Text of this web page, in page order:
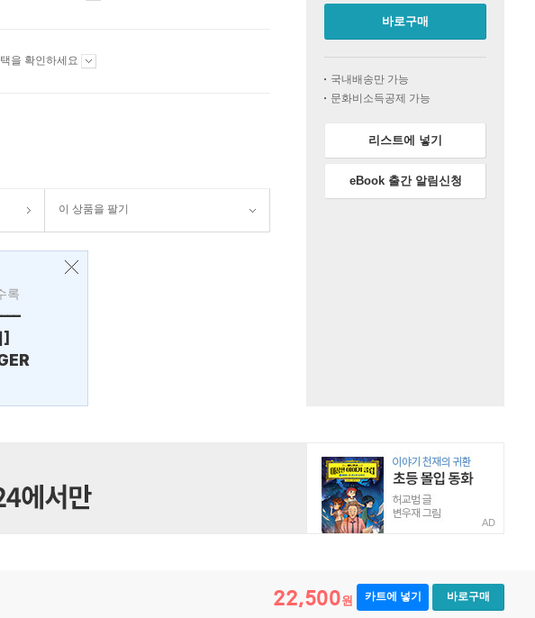
을 확인하세요
이 상품을 팔기
록
바로구매
국내배송만 가능
문화비소득공제 가능
리스트에 넣기
eBook 출간 알림신청
AD
22,500원 카트에 넣기 바로구매